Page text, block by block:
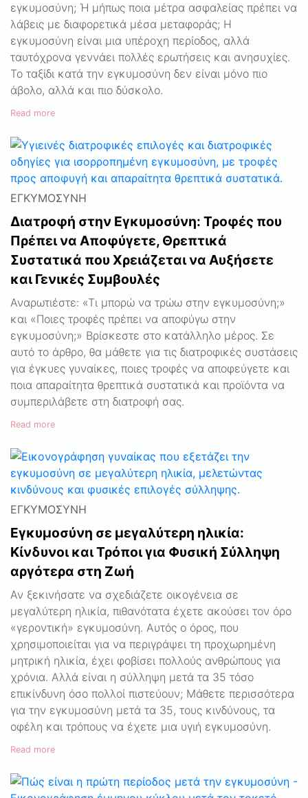
εγκυμοσύνη; Ή μήπως ποια μέτρα ασφαλείας πρέπει να
λάβεις με διαφορετικά μέσα μεταφοράς; Η
εγκυμοσύνη είναι μια υπέροχη περίοδος, αλλά
ταυτόχρονα γεννάει πολλές ερωτήσεις και ανησυχίες.
Το ταξίδι κατά την εγκυμοσύνη δεν είναι μόνο πιο
άβολο, αλλά και πιο δύσκολο.
Read more
ΕΓΚΥΜΟΣΎΝΗ
Διατροφή στην Εγκυμοσύνη: Τροφές που
Πρέπει να Αποφύγετε, Θρεπτικά
Συστατικά που Χρειάζεται να Αυξήσετε
και Γενικές Συμβουλές
Αναρωτιέστε: «Τι μπορώ να τρώω στην εγκυμοσύνη;»
και «Ποιες τροφές πρέπει να αποφύγω στην
εγκυμοσύνη;» Βρίσκεστε στο κατάλληλο μέρος. Σε
αυτό το άρθρο, θα μάθετε για τις διατροφικές συστάσεις
για έγκυες γυναίκες, ποιες τροφές να αποφεύγετε και
ποια απαραίτητα θρεπτικά συστατικά και προϊόντα να
συμπεριλάβετε στη διατροφή σας.
Read more
ΕΓΚΥΜΟΣΎΝΗ
Εγκυμοσύνη σε μεγαλύτερη ηλικία:
Κίνδυνοι και Τρόποι για Φυσική Σύλληψη
αργότερα στη Ζωή
Αν ξεκινήσατε να σχεδιάζετε οικογένεια σε
μεγαλύτερη ηλικία, πιθανότατα έχετε ακούσει τον όρο
«γεροντική» εγκυμοσύνη. Αυτός ο όρος, που
χρησιμοποιείται για να περιγράψει τη προχωρημένη
μητρική ηλικία, έχει φοβίσει πολλούς ανθρώπους για
χρόνια. Αλλά είναι η σύλληψη μετά τα 35 τόσο
επικίνδυνη όσο πολλοί πιστεύουν; Μάθετε περισσότερα
για την εγκυμοσύνη μετά τα 35, τους κινδύνους, τα
οφέλη και τρόπους να έχετε μια υγιή εγκυμοσύνη.
Read more